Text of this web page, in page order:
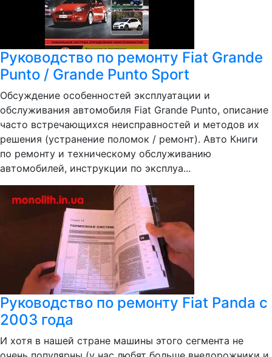
Руководство по ремонту Fiat Grande
Punto / Grande Punto Sport
Обсуждение особенностей эксплуатации и
обслуживания автомобиля Fiat Grande Punto, описание
часто встречающихся неисправностей и методов их
решения (устранение поломок / ремонт). Авто Книги
по ремонту и техническому обслуживанию
автомобилей, инструкции по эксплуа...
Руководство по ремонту Fiat Panda c
2003 года
И хотя в нашей стране машины этого сегмента не